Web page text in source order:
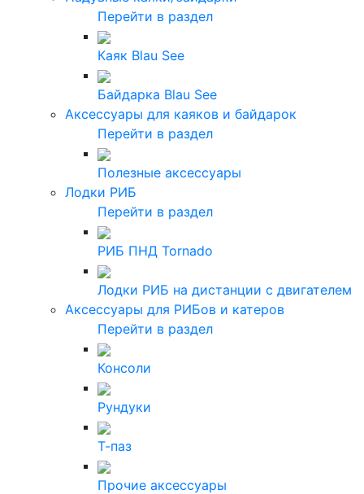
Перейти в раздел
Каяк Blau See
Байдарка Blau See
Аксессуары для каяков и байдарок
Перейти в раздел
Полезные аксессуары
Лодки РИБ
Перейти в раздел
РИБ ПНД Tornado
Лодки РИБ на дистанции с двигателем
Аксессуары для РИБов и катеров
Перейти в раздел
Консоли
Рундуки
Т-паз
Прочие аксессуары